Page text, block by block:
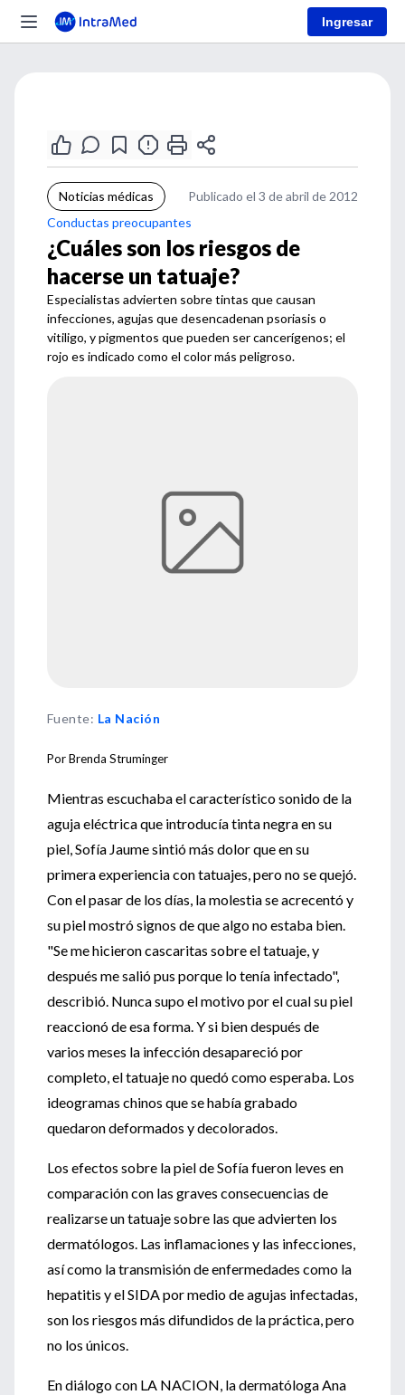
Ingresar
Noticias médicas
Publicado el 3 de abril de 2012
Conductas preocupantes
¿Cuáles son los riesgos de
hacerse un tatuaje?
Especialistas advierten sobre tintas que causan
infecciones, agujas que desencadenan psoriasis o
vitiligo, y pigmentos que pueden ser cancerígenos; el
rojo es indicado como el color más peligroso.
Fuente: La Nación
Por Brenda Struminger
Mientras escuchaba el característico sonido de la
aguja eléctrica que introducía tinta negra en su
piel, Sofía Jaume sintió más dolor que en su
primera experiencia con tatuajes, pero no se quejó.
Con el pasar de los días, la molestia se acrecentó y
su piel mostró signos de que algo no estaba bien.
"Se me hicieron cascaritas sobre el tatuaje, y
después me salió pus porque lo tenía infectado",
describió. Nunca supo el motivo por el cual su piel
reaccionó de esa forma. Y si bien después de
varios meses la infección desapareció por
completo, el tatuaje no quedó como esperaba. Los
ideogramas chinos que se había grabado
quedaron deformados y decolorados.
Los efectos sobre la piel de Sofía fueron leves en
comparación con las graves consecuencias de
realizarse un tatuaje sobre las que advierten los
dermatólogos. Las inflamaciones y las infecciones,
así como la transmisión de enfermedades como la
hepatitis y el SIDA por medio de agujas infectadas,
son los riesgos más difundidos de la práctica, pero
no los únicos.
En diálogo con LA NACION, la dermatóloga Ana